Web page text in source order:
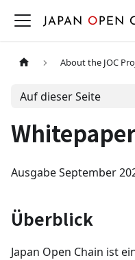
About the JOC
Auf dieser Seite
Ausgabe September
Überblick
Japan Open Chain ist